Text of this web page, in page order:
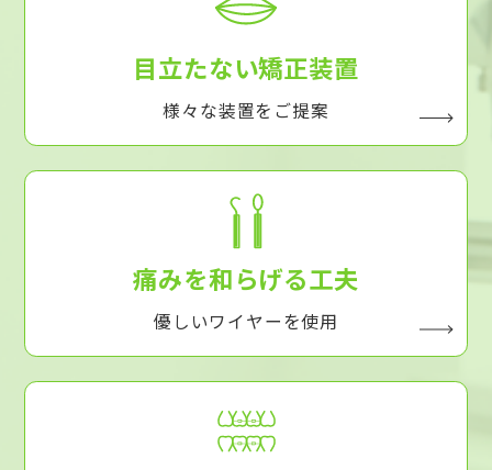
目立たない矯正装置
様々な装置をご提案
痛みを和らげる工夫
優しいワイヤーを使用